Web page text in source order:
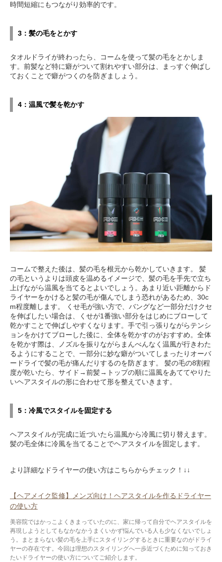
時間短縮にもつながり効率的です。
3：髪の毛をとかす
タオルドライが終わったら、コームを使って髪の毛をとかしま
す。前髪など特に癖がついて割れやすい部分は、まっすぐ伸ばし
ておくことで癖がつくのを防ぎましょう。
4：温風で髪を乾かす
コームで整えた後は、髪の毛を根元から乾かしていきます。 髪
の毛というよりは頭皮を温めるイメージで、髪の毛を手先で立ち
上げながら温風を当てるとよいでしょう。あまり近い距離からド
ライヤーをかけると髪の毛が傷んでしまう恐れがあるため、30c
m程度離します。 くせ毛が強い方で、バングなど一部分だけクセ
を伸ばしたい場合は、くせが1番強い部分をはじめにブローして
乾かすことで伸ばしやすくなります。手で引っ張りながらテンシ
ョンをかけてブローした後に、全体を乾かすのがおすすめ。全体
を乾かす際は、ノズルを振りながらまんべんなく温風が行きわた
るようにすることで、一部分に妙な癖がついてしまったりオーバ
ードライで髪の毛が痛んだりするのを防ぎます。 髪の毛の8割程
度が乾いたら、サイド→前髪→トップの順に温風をあててやりた
いヘアスタイルの形に合わせて形を整えていきます。
5：冷風でスタイルを固定する
ヘアスタイルが完成に近づいたら温風から冷風に切り替えます。
髪の毛全体に冷風を当てることでヘアスタイルを固定します。
より詳細なドライヤーの使い方はこちらからチェック！↓↓
【ヘアメイク監修】メンズ向け！ヘアスタイルを作るドライヤー
の使い方
美容院ではかっこよくきまっていたのに、家に帰って自分でヘアスタイルを
再現しようとしてもなかなかうまくいかず悩んでいる人も少なくないでしょ
う。まとまらない髪の毛を上手にスタイリングするときに重要なのがドライ
ヤーの存在です。今回は理想のスタイリングへ一歩近づくために知っておき
たいドライヤーの使い方についてご紹介します。